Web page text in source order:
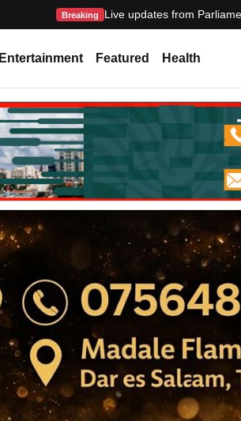
Breaking Live updates from
Entertainment Featured Health